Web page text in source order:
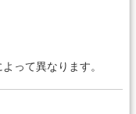
って異なります。